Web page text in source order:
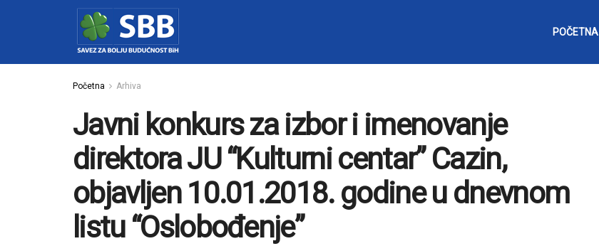
POČETNA
Početna Arhiva
Javni konkurs za izbor i imenovanje
direktora JU “Kulturni centar” Cazin,
objavljen 10.01.2018. godine u dnevnom
listu “Oslobođenje”